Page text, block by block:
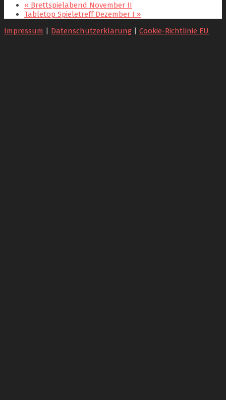
« Brettspielabend November II
Tabletop Spieletreff Dezember I »
Impressum | Datenschutzerklärung | Cookie-Richtlinie EU